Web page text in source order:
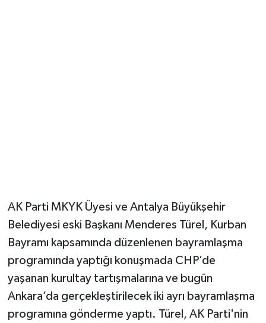
AK Parti MKYK Üyesi ve Antalya Büyükşehir
Belediyesi eski Başkanı Menderes Türel, Kurban
Bayramı kapsamında düzenlenen bayramlaşma
programında yaptığı konuşmada CHP’de
yaşanan kurultay tartışmalarına ve bugün
Ankara’da gerçekleştirilecek iki ayrı bayramlaşma
programına gönderme yaptı. Türel, AK Parti'nin